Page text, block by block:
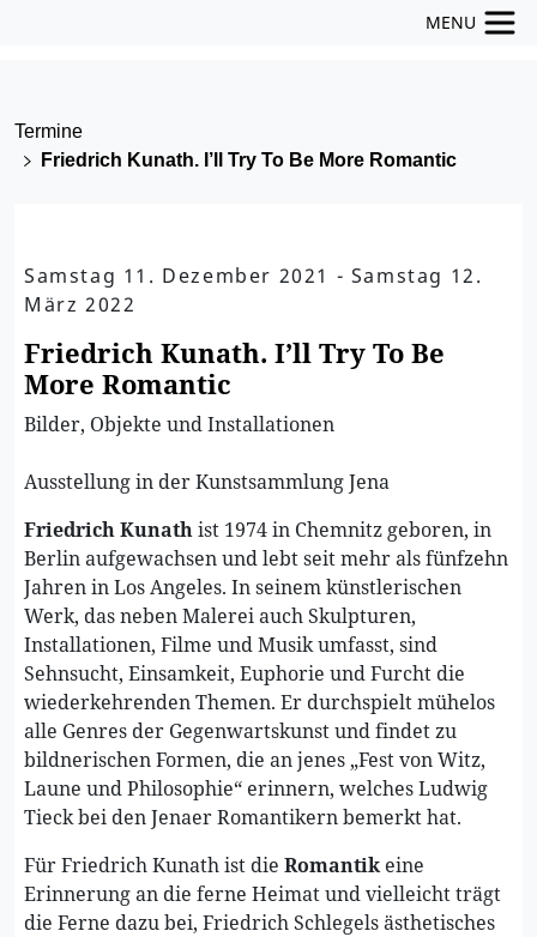
MENU
Termine
Friedrich Kunath. I’ll Try To Be More Romantic
Samstag 11. Dezember 2021 - Samstag 12.
März 2022
Friedrich Kunath. I’ll Try To Be
More Romantic
Bilder, Objekte und Installationen
Ausstellung in der Kunstsammlung Jena
Friedrich Kunathist 1974 in Chemnitz geboren, in
Berlin aufgewachsen und lebt seit mehr als fünfzehn
Jahren in Los Angeles. In seinem künstlerischen
Werk, das neben Malerei auch Skulpturen,
Installationen, Filme und Musik umfasst, sind
Sehnsucht, Einsamkeit, Euphorie und Furcht die
wiederkehrenden Themen. Er durchspielt mühelos
alle Genres der Gegenwartskunst und findet zu
bildnerischen Formen, die an jenes „Fest von Witz,
Laune und Philosophie“ erinnern, welches Ludwig
Tieck bei den Jenaer Romantikern bemerkt hat.
Für Friedrich Kunath ist die Romantikeine
Erinnerung an die ferne Heimat und vielleicht trägt
die Ferne dazu bei, Friedrich Schlegels ästhetisches